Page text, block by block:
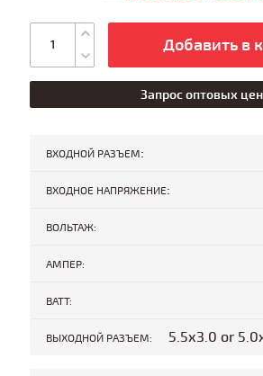
Добавить в
Запрос оптовых цен
ВХОДНОЙ РАЗЪЕМ:
ВХОДНОЕ НАПРЯЖЕНИЕ:
ВОЛЬТАЖ:
АМПЕР:
ВАТТ:
ВЫХОДНОЙ РАЗЪЕМ: 5.5x3.0 or